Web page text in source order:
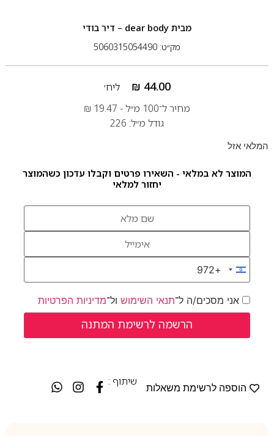
מבית dear body – דיר בודי
מק״ט: 5060315054490
₪ 44.00
ליח׳
מחיר ל־100 מ״ל -
₪ 19.47
גודל מ״ל: 226
המלאי אזל
המוצר לא במלאי - השאירו פרטים וקבלו עדכון כשהמוצר
יחזור למלאי
Israel +972
+972
אני מסכים/ה ל־תנאי השימושול־מדיניות הפרטיות
הוספה לרשימת משאלות
שיתוף :